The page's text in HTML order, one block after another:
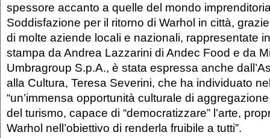
spessore accanto a quelle del mondo
Soddisfazione per il ritorno di Warhol in città,
di molte aziende locali e nazionali, rappresentate
stampa da Andrea Lazzarini di Andec Food e da
Umbragroup S.p.A., è stata espressa anche
alla Cultura, Teresa Severini, che ha individuato
“un’immensa opportunità culturale di
del turismo, capace di “democratizzare” l’arte,
Warhol nell’obiettivo di renderla fruibile a tutti”.